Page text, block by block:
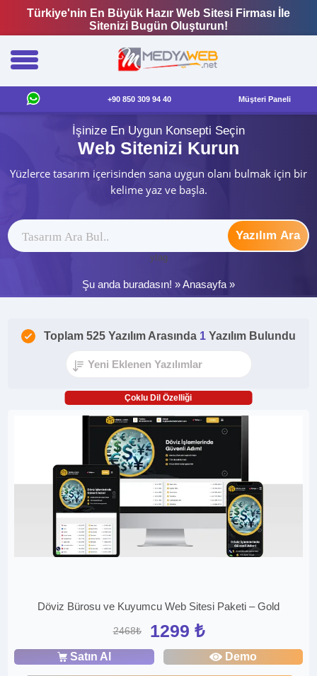
Türkiye'nin En Büyük Hazır Web Sitesi Firması İle
Sitenizi Bugün Oluşturun!
+90 850 309 94 40 Müşteri Paneli
İşinize En Uygun Konsepti Seçin
Web Sitenizi Kurun
Yüzlerce tasarım içerisinden sana uygun olanı bulmak için bir
kelime yaz ve başla.
Yazılım Ara
ytag
Şu anda buradasın! »Anasayfa »
Toplam 525 Yazılım Arasında 1 Yazılım Bulundu
Çoklu Dil Özelliği
Döviz Bürosu ve Kuyumcu Web Sitesi Paketi – Gold
2468₺ 1299 ₺
Satın Al Demo